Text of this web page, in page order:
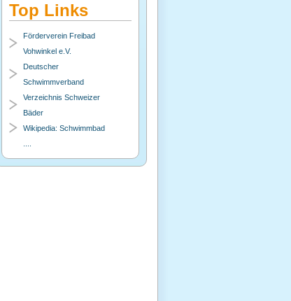
Top Links
Förderverein Freibad
Vohwinkel e.V.
Deutscher
Schwimmverband
Verzeichnis Schweizer
Bäder
Wikipedia: Schwimmbad